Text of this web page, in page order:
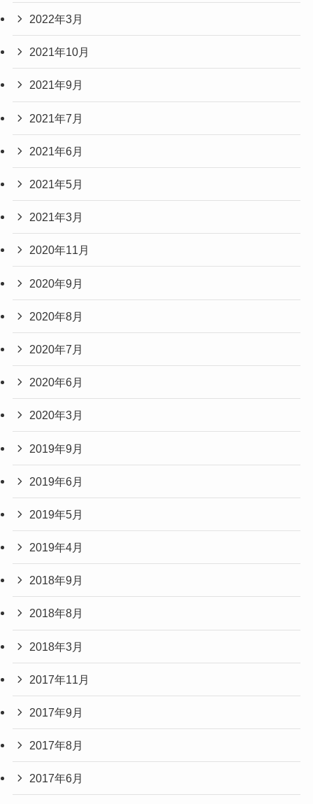
2022年3月
2021年10月
2021年9月
2021年7月
2021年6月
2021年5月
2021年3月
2020年11月
2020年9月
2020年8月
2020年7月
2020年6月
2020年3月
2019年9月
2019年6月
2019年5月
2019年4月
2018年9月
2018年8月
2018年3月
2017年11月
2017年9月
2017年8月
2017年6月